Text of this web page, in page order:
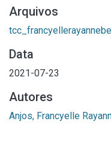
Arquivos
Data
2021-07-23
Autores
Anjos, Francyelle